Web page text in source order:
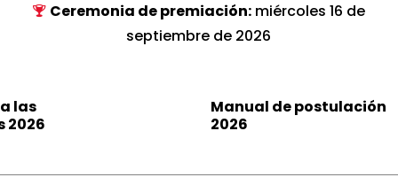
Ceremonia de premiación: miércoles 16 de
septiembre de 2026
las
2026
Manual de postulación
2026